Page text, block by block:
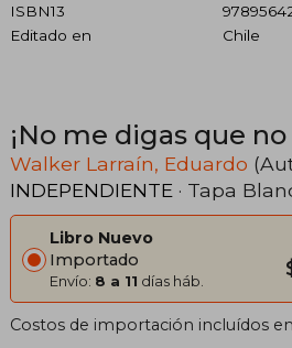
ISBN13
Editado en
Chile
¡No me digas que
Walker Larraín, Eduardo
INDEPENDIENTE · Tapa
Libro Nuevo
Importado
Envío: 8 a 11 días háb.
Costos de importación incluídos